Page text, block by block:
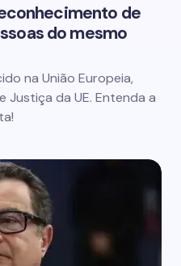
de
do mesmo
na União Europeia,
Justiça da UE. Entenda a